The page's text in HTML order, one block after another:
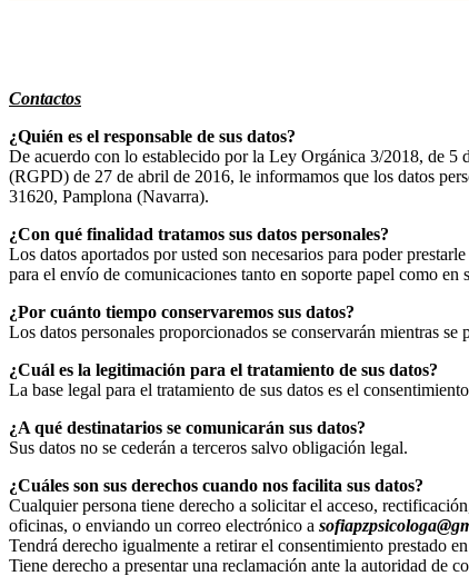
Contactos
¿Quién es el responsable de sus datos?
De acuerdo con lo establecido por la Ley Orgánica 3/2018, de 5
(RGPD) de 27 de abril de 2016, le informamos que los datos
31620, Pamplona (Navarra).
¿Con qué finalidad tratamos sus datos personales?
Los datos aportados por usted son necesarios para poder
para el envío de comunicaciones tanto en soporte papel como
¿Por cuánto tiempo conservaremos sus datos?
Los datos personales proporcionados se conservarán mientras
¿Cuál es la legitimación para el tratamiento de sus datos?
La base legal para el tratamiento de sus datos es el
¿A qué destinatarios se comunicarán sus datos?
Sus datos no se cederán a terceros salvo obligación legal.
¿Cuáles son sus derechos cuando nos facilita sus datos?
Cualquier persona tiene derecho a solicitar el acceso,
oficinas, o enviando un correo electrónico a
Tendrá derecho igualmente a retirar el consentimiento prestado
Tiene derecho a presentar una reclamación ante la autoridad de